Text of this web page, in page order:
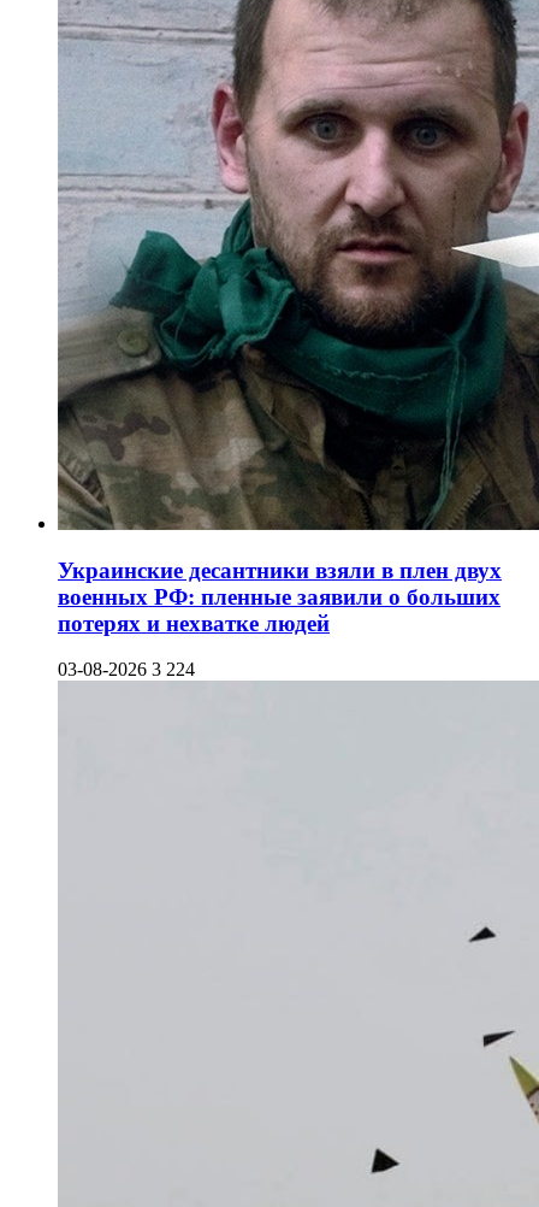
Украинские десантники взяли в плен двух
военных РФ: пленные заявили о больших
потерях и нехватке людей
03-08-2026 3 224